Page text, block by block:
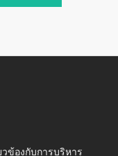
ข้องกับการบริหาร